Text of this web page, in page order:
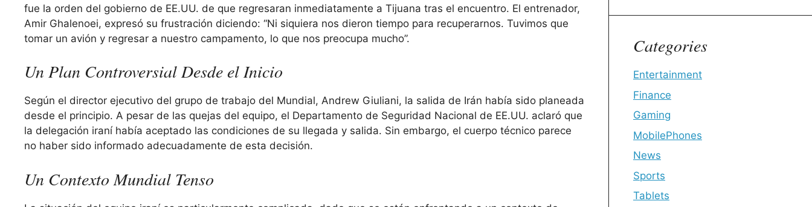
fue la orden del gobierno de EE.UU. de que regresaran inmediatamente a Tijuana tras el encuentro. El entrenador,
Amir Ghalenoei, expresó su frustración diciendo: “Ni siquiera nos dieron tiempo para recuperarnos. Tuvimos que
tomar un avión y regresar a nuestro campamento, lo que nos preocupa mucho”.
Un Plan Controversial Desde el Inicio
Según el director ejecutivo del grupo de trabajo del Mundial, Andrew Giuliani, la salida de Irán había sido planeada
desde el principio. A pesar de las quejas del equipo, el Departamento de Seguridad Nacional de EE.UU. aclaró que
la delegación iraní había aceptado las condiciones de su llegada y salida. Sin embargo, el cuerpo técnico parece
no haber sido informado adecuadamente de esta decisión.
Un Contexto Mundial Tenso
Categories
Entertainment
Finance
Gaming
MobilePhones
News
Sports
Tablets